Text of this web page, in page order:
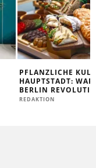
PFLANZLICHE
HAUPTSTADT:
BERLIN
REDAKTION